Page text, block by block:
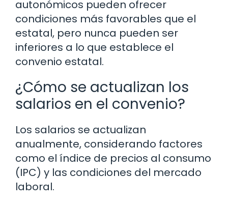
autonómicos pueden ofrecer
condiciones más favorables que el
estatal, pero nunca pueden ser
inferiores a lo que establece el
convenio estatal.
¿Cómo se actualizan los
salarios en el convenio?
Los salarios se actualizan
anualmente, considerando factores
como el índice de precios al consumo
(IPC) y las condiciones del mercado
laboral.